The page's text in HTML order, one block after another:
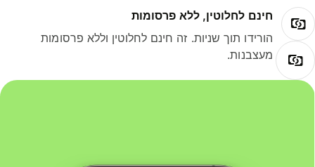
חינם לחלוטין, ללא פרסומות
הורידו תוך שניות. זה חינם לחלוטין וללא פרסומות
מעצבנות.